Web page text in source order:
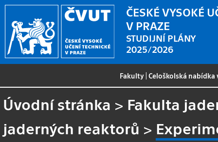
ČESKÉ VYSOKÉ
V PRAZE
STUDIJNÍ PLÁNY
2025/2026
Fakulty |Celoškolská
Úvodní stránka > Fakulta
jaderných reaktorů >